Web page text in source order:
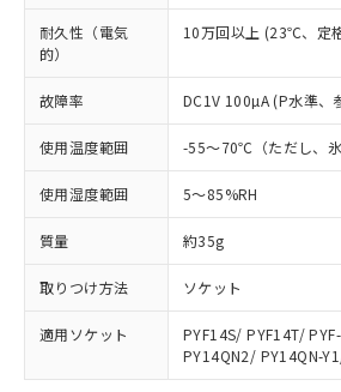
耐久性（電気
的）
10万回以上 (23℃、定
故障率 DC1V 100µA (P水準
使用温度範囲 -55～70℃（ただし、氷
使用湿度範囲 5～85%RH
質量 約35g
取りつけ方法 ソケット
適用ソケット
PYF14S/ PYF14T/
PY14QN2/ PY14QN-
ください。
事前の承諾なく第三者
示しないようお願いしま
マイパーツ機能（部品
ビス）をご利用いただ
メンバーズにご登録され
あります。
登録された部品リストに
および当社の共同利用者
品・サービスに関するお
引・商談に必要な範囲で
をご了承ください。
※当社の共同利用者とは
部品在庫の切り替え状況など
月が前後することがあります。
※3 非含有証明書ダウンロ
下記の非含有証明書をダウンロ
とができます。
EU RoHS指令（10物質）の非
※2 環境保護使用期限
準値以下であることを示しま
「10」：通常の使用状況下に
質が外部に漏えいし、環境に
及ぼさない年数を意味します。
「－」：未確認です。当社販売
い合わせください。
当社は、貴社製品を第三
該第三者に通知します。
販売先および販売に係
法に輸出するおそれが
り引きをいたしません。
たはお客様担当のオ
機器販売店・当社販
認ください)
白
受注生産機種、また
情報を公開していな